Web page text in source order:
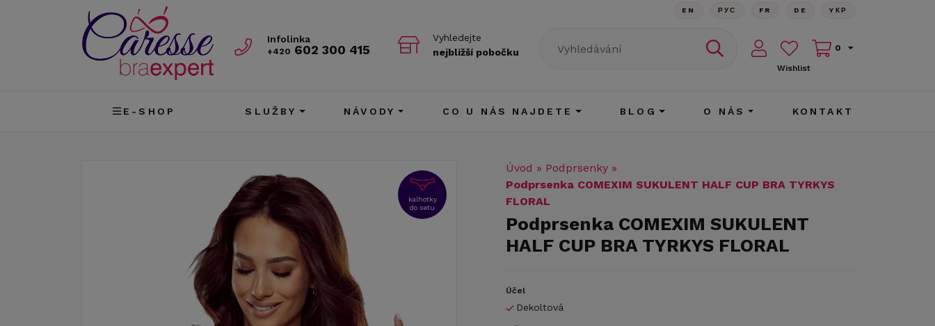
Infolinka
+420 602 300 415
Vyhledejte
nejbližší pobočku
EN РУС FR DE YКР
Wishlist
0
E-SHOP SLUŽBY NÁVODY CO U NÁS NAJDETE BLOG O NÁS KONTAKT
kalhotky
do setu
Úvod » Podprsenky »
Podprsenka COMEXIM SUKULENT HALF CUP BRA TYRKYS
FLORAL
Podprsenka COMEXIM SUKULENT
HALF CUP BRA TYRKYS FLORAL
Účel
Dekoltová